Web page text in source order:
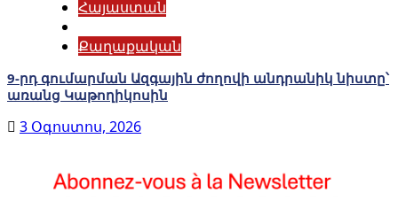
Հայաստան
Քաղաքական
9-րդ գումարման Ազգային ժողովի անդրանիկ նիստը՝
առանց Կաթողիկոսին
3 Օգոստոս, 2026